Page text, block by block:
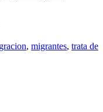
, migrantes, trata de